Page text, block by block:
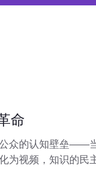
命
众的认知壁垒——
为视频，知识的民